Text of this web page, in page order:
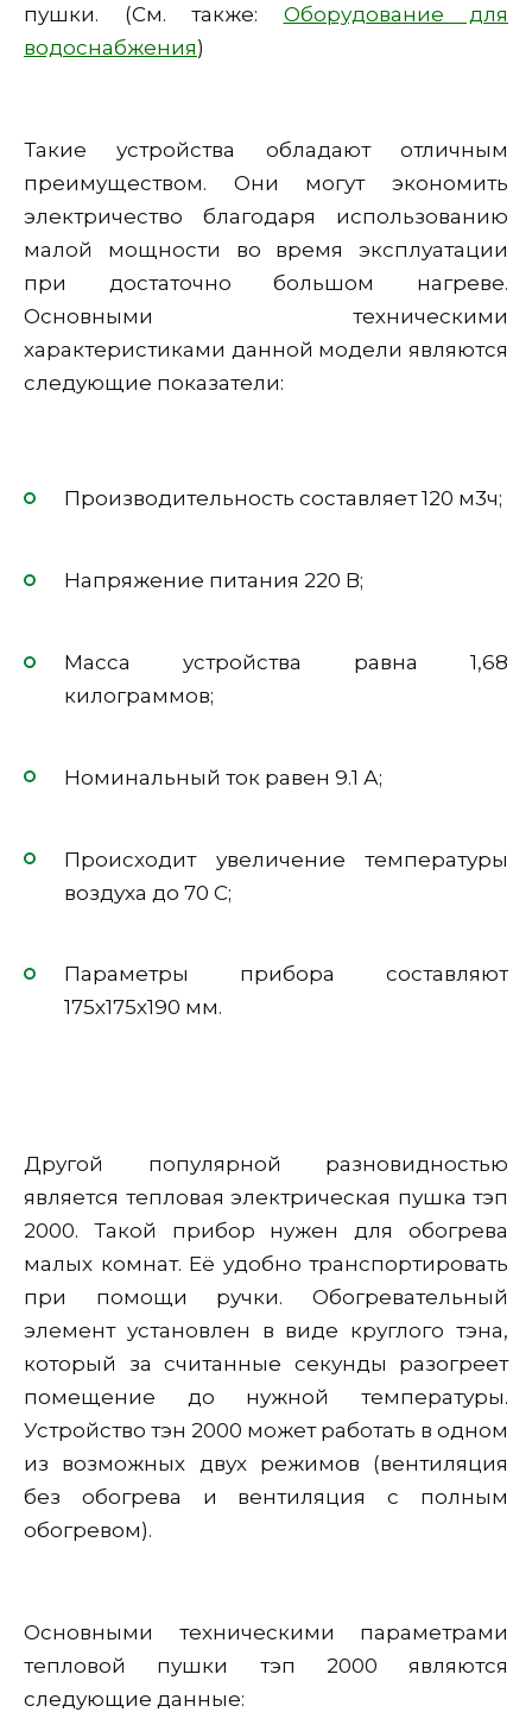
пушки. (См. также: Оборудование для
водоснабжения)
Такие устройства обладают отличным
преимуществом. Они могут экономить
электричество благодаря использованию
малой мощности во время эксплуатации
при достаточно большом нагреве.
Основными техническими
характеристиками данной модели являются
следующие показатели:
Производительность составляет 120 м3ч;
Напряжение питания 220 В;
Масса устройства равна 1,68
килограммов;
Номинальный ток равен 9.1 А;
Происходит увеличение температуры
воздуха до 70 С;
Параметры прибора составляют
175х175х190 мм.
Другой популярной разновидностью
является тепловая электрическая пушка тэп
2000. Такой прибор нужен для обогрева
малых комнат. Её удобно транспортировать
при помощи ручки. Обогревательный
элемент установлен в виде круглого тэна,
который за считанные секунды разогреет
помещение до нужной температуры.
Устройство тэн 2000 может работать в одном
из возможных двух режимов (вентиляция
без обогрева и вентиляция с полным
обогревом).
Основными техническими параметрами
тепловой пушки тэп 2000 являются
следующие данные: